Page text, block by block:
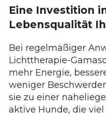
Eine Investition
Lebensqualität
Bei regelmäßiger
Lichttherapie-
mehr Energie,
weniger
sie zu einer
aktive Hunde, die